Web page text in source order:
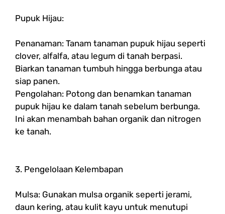
Pupuk Hijau:
Penanaman: Tanam tanaman pupuk hijau seperti
clover, alfalfa, atau legum di tanah berpasi.
Biarkan tanaman tumbuh hingga berbunga atau
siap panen.
Pengolahan: Potong dan benamkan tanaman
pupuk hijau ke dalam tanah sebelum berbunga.
Ini akan menambah bahan organik dan nitrogen
ke tanah.
3. Pengelolaan Kelembapan
Mulsa: Gunakan mulsa organik seperti jerami,
daun kering, atau kulit kayu untuk menutupi